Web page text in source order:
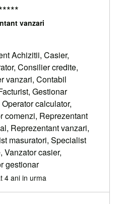
vanzari
Achizitii, Casier,
Consilier credite,
vanzari, Contabil
Gestionar
calculator,
comenzi, Reprezentant
Reprezentant vanzari,
masuratori, Specialist
Vanzator casier,
gestionar
4 ani in urma